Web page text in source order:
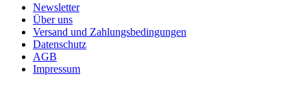
Newsletter
Über uns
Versand und Zahlungsbedingungen
Datenschutz
AGB
Impressum